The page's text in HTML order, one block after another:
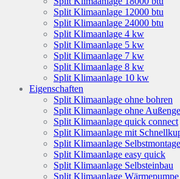
Split Klimaanlage 12000 btu
Split Klimaanlage 24000 btu
Split Klimaanlage 4 kw
Split Klimaanlage 5 kw
Split Klimaanlage 7 kw
Split Klimaanlage 8 kw
Split Klimaanlage 10 kw
Eigenschaften
Split Klimaanlage ohne bohren
Split Klimaanlage ohne
Split Klimaanlage quick connect
Split Klimaanlage mit
Split Klimaanlage Selbstmontage
Split Klimaanlage easy quick
Split Klimaanlage Selbsteinbau
Split Klimaanlage Wärmepumpe